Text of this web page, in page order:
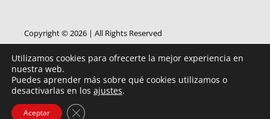
Copyright © 2026 | All Rights Reserved
ByFEIMUSIMAGEN
Utilizamos cookies para ofrecerte la mejor experiencia en
nuestra web.
Puedes aprender más sobre qué cookies utilizamos o
desactivarlas en los ajustes.
Aceptar Cerrar el banner de cookies RGPD